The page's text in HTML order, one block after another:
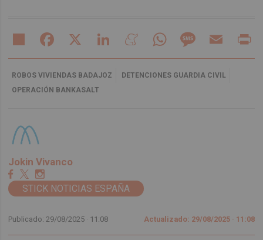
Share Facebook LinkedIn MeneameWhatsAppMessageEmail
ROBOS VIVIENDAS BADAJOZ
DETENCIONES GUARDIA CIVIL
OPERACIÓN BANKASALT
Jokin Vivanco
STICK NOTICIAS ESPAÑA
Publicado: 29/08/2025 · 11:08 Actualizado: 29/08/2025 · 11:08